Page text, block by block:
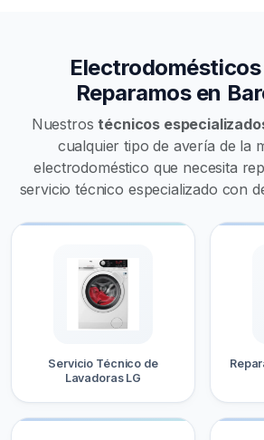
Electrodomésticos
Reparamos en
Nuestrostécnicos
cualquier tipo de avería de la
electrodoméstico que necesita
servicio técnico especializado con
Servicio Técnico de
Lavadoras LG